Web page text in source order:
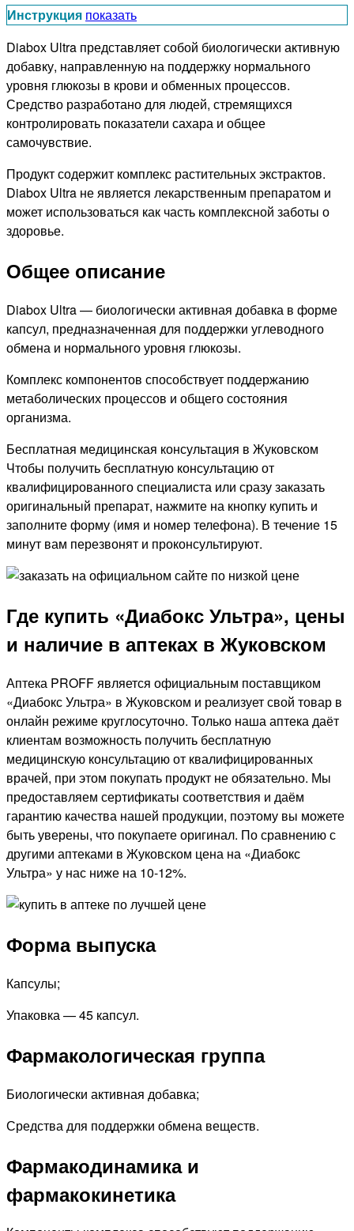
Инструкция показать
Diabox Ultra представляет собой биологически активную
добавку, направленную на поддержку нормального
уровня глюкозы в крови и обменных процессов.
Средство разработано для людей, стремящихся
контролировать показатели сахара и общее
самочувствие.
Продукт содержит комплекс растительных экстрактов.
Diabox Ultra не является лекарственным препаратом и
может использоваться как часть комплексной заботы о
здоровье.
Общее описание
Diabox Ultra — биологически активная добавка в форме
капсул, предназначенная для поддержки углеводного
обмена и нормального уровня глюкозы.
Комплекс компонентов способствует поддержанию
метаболических процессов и общего состояния
организма.
Бесплатная медицинская консультация в Жуковском
Чтобы получить бесплатную консультацию от
квалифицированного специалиста или сразу заказать
оригинальный препарат, нажмите на кнопку купить и
заполните форму (имя и номер телефона). В течение 15
минут вам перезвонят и проконсультируют.
Где купить «Диабокс Ультра», цены
и наличие в аптеках в Жуковском
Аптека PROFF является официальным поставщиком
«Диабокс Ультра» в Жуковском и реализует свой товар в
онлайн режиме круглосуточно. Только наша аптека даёт
клиентам возможность получить бесплатную
медицинскую консультацию от квалифицированных
врачей, при этом покупать продукт не обязательно. Мы
предоставляем сертификаты соответствия и даём
гарантию качества нашей продукции, поэтому вы можете
быть уверены, что покупаете оригинал. По сравнению с
другими аптеками в Жуковском цена на «Диабокс
Ультра» у нас ниже на 10-12%.
Форма выпуска
Капсулы;
Упаковка — 45 капсул.
Фармакологическая группа
Биологически активная добавка;
Средства для поддержки обмена веществ.
Фармакодинамика и
фармакокинетика